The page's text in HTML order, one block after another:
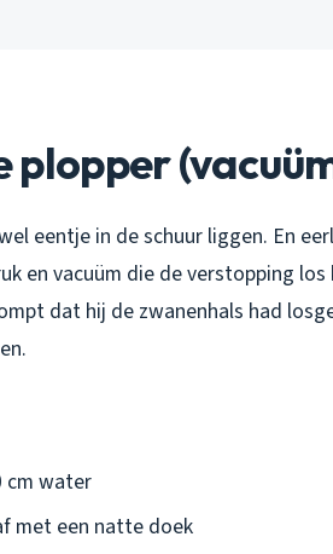
plopper
eentje in de schuur liggen. En
en vacuüm die de verstopping los
dat hij de zwanenhals had
cm water
met een natte doek